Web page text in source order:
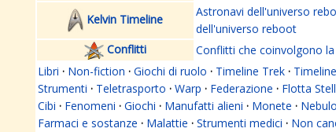
Kelvin Timeline
Astronavi dell'universo
dell'universo reboot
Conflitti
Conflitti che coinvolgono
Libri · Non-fiction · Giochi di ruolo · Timeline Trek ·
Strumenti · Teletrasporto · Warp · Federazione · Flotta
Cibi · Fenomeni · Giochi · Manufatti alieni · Monete ·
Farmaci e sostanze · Malattie · Strumenti medici · Non